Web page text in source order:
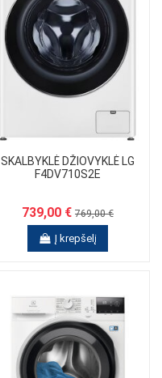
SKALBYKLĖ DŽIOVYKLĖ LG
F4DV710S2E
739,00 € 769,00 €
Į krepšelį